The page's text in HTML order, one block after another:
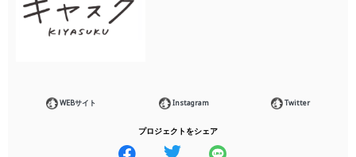
WEBサイト Instagram Twitter
プロジェクトをシェア